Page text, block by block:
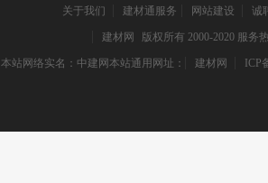
关于我们 建材通服务 网站建设 诚
建材网 版权所有 2000-2020 服务
本站网络实名：中建网本站通用网址： 建材网 ICP